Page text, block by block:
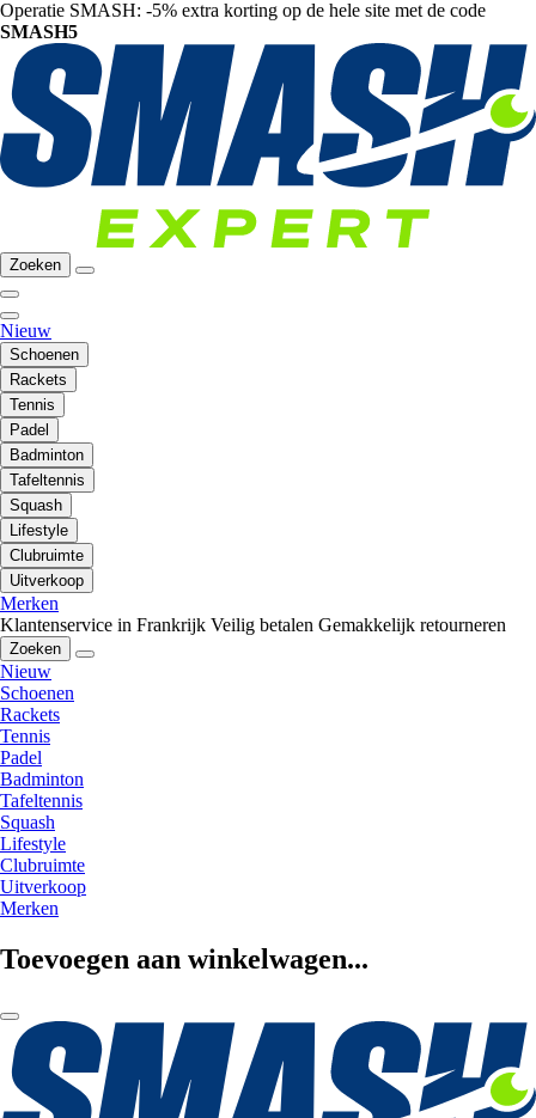
Operatie SMASH: -5% extra korting op de hele site met de code
SMASH5
Zoeken
Nieuw
Schoenen
Rackets
Tennis
Padel
Badminton
Tafeltennis
Squash
Lifestyle
Clubruimte
Uitverkoop
Merken
Klantenservice in Frankrijk Veilig betalen Gemakkelijk retourneren
Zoeken
Nieuw
Schoenen
Rackets
Tennis
Padel
Badminton
Tafeltennis
Squash
Lifestyle
Clubruimte
Uitverkoop
Merken
Toevoegen aan winkelwagen...